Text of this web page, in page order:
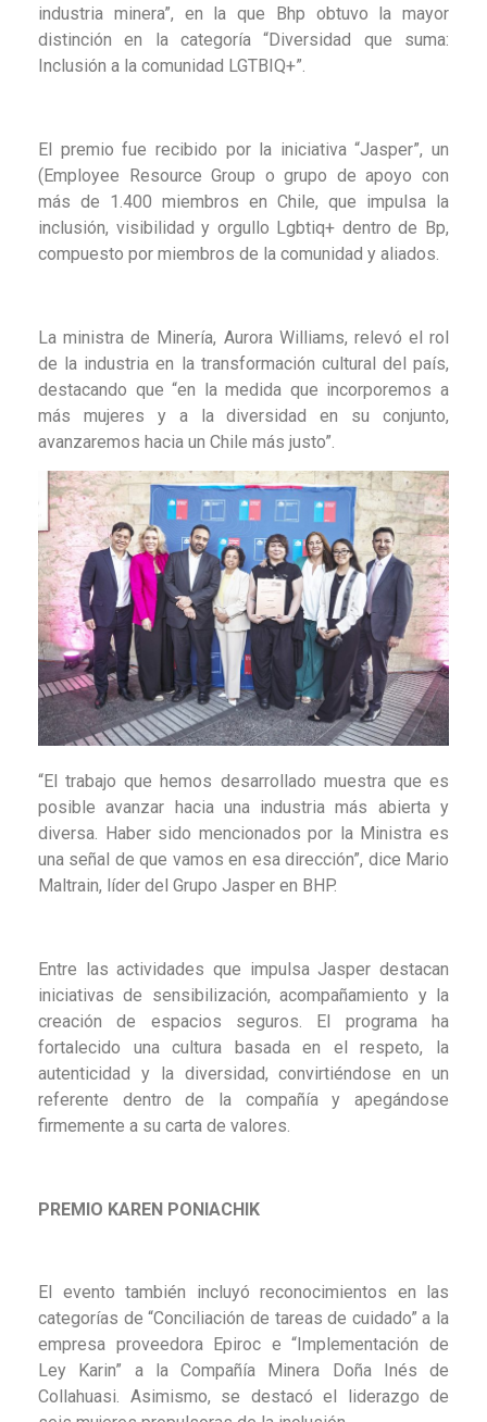
industria minera”, en la que Bhp obtuvo la mayor
distinción en la categoría “Diversidad que suma:
Inclusión a la comunidad LGTBIQ+”.
El premio fue recibido por la iniciativa “Jasper”, un
(Employee Resource Group o grupo de apoyo con
más de 1.400 miembros en Chile, que impulsa la
inclusión, visibilidad y orgullo Lgbtiq+ dentro de Bp,
compuesto por miembros de la comunidad y aliados.
La ministra de Minería, Aurora Williams, relevó el rol
de la industria en la transformación cultural del país,
destacando que “en la medida que incorporemos a
más mujeres y a la diversidad en su conjunto,
avanzaremos hacia un Chile más justo”.
“El trabajo que hemos desarrollado muestra que es
posible avanzar hacia una industria más abierta y
diversa. Haber sido mencionados por la Ministra es
una señal de que vamos en esa dirección”, dice Mario
Maltrain, líder del Grupo Jasper en BHP.
Entre las actividades que impulsa Jasper destacan
iniciativas de sensibilización, acompañamiento y la
creación de espacios seguros. El programa ha
fortalecido una cultura basada en el respeto, la
autenticidad y la diversidad, convirtiéndose en un
referente dentro de la compañía y apegándose
firmemente a su carta de valores.
PREMIO KAREN PONIACHIK
El evento también incluyó reconocimientos en las
categorías de “Conciliación de tareas de cuidado” a la
empresa proveedora Epiroc e “Implementación de
Ley Karin” a la Compañía Minera Doña Inés de
Collahuasi. Asimismo, se destacó el liderazgo de